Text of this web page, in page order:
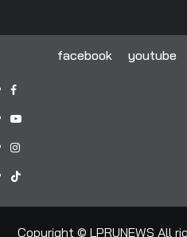
facebook youtube
facebook
youtube
instagram
tiktok
Copyright © LPRUNEWS All